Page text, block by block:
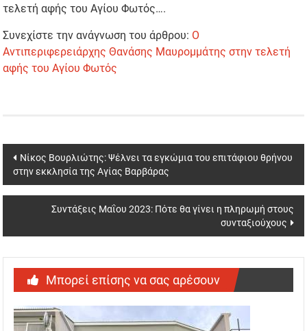
τελετή αφής του Αγίου Φωτός….
Συνεχίστε την ανάγνωση του άρθρου: Ο
Αντιπεριφερειάρχης Θανάσης Μαυρομμάτης στην τελετή
αφής του Αγίου Φωτός
Post
navigation
Νίκος Βουρλιώτης: Ψέλνει τα εγκώμια του επιτάφιου θρήνου
στην εκκλησία της Αγίας Βαρβάρας
Συντάξεις Μαΐου 2023: Πότε θα γίνει η πληρωμή στους
συνταξιούχους
Μπορεί επίσης να σας αρέσουν